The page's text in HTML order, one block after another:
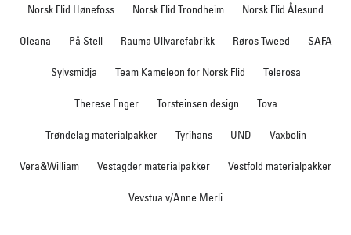
Norsk Flid Hønefoss Norsk Flid Trondheim Norsk Flid Ålesund
Oleana På Stell Rauma Ullvarefabrikk Røros Tweed SAFA
Sylvsmidja Team Kameleon for Norsk Flid Telerosa
Therese Enger Torsteinsen design Tova
Trøndelag materialpakker Tyrihans UND Växbolin
Vera&William Vestagder materialpakker Vestfold materialpakker
Vevstua v/Anne Merli